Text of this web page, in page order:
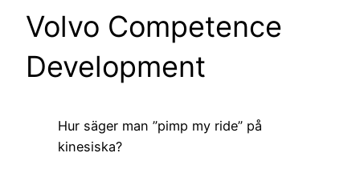
Volvo Competence
Development
Hur säger man ”pimp my ride” på
kinesiska?